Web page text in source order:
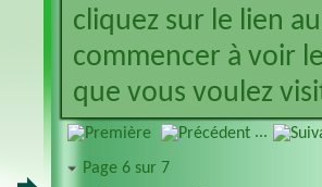
cliquez sur le lien
commencer à voir
que vous voulez
...
Page 6 sur 7